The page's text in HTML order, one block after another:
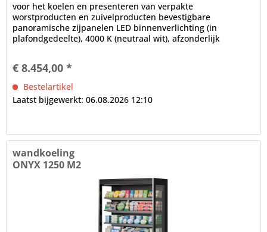
voor het koelen en presenteren van verpakte
worstproducten en zuivelproducten bevestigbare
panoramische zijpanelen LED binnenverlichting (in
plafondgedeelte), 4000 K (neutraal wit), afzonderlijk
€ 8.454,00 *
Bestelartikel
Laatst bijgewerkt: 06.08.2026 12:10
wandkoeling
ONYX 1250 M2